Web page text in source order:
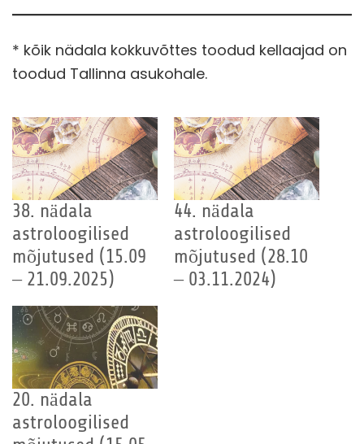
* kõik nädala kokkuvõttes toodud kellaajad on
toodud Tallinna asukohale.
38. nädala
astroloogilised
mõjutused (15.09
– 21.09.2025)
44. nädala
astroloogilised
mõjutused (28.10
– 03.11.2024)
20. nädala
astroloogilised